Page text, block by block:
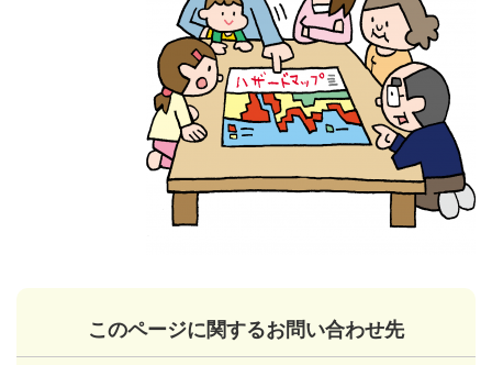
このページに関するお問い合わせ先